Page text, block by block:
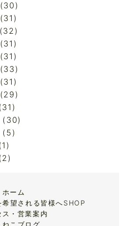
(30)
(31)
(32)
(31)
(31)
(33)
(31)
(29)
(30)
(5)
ホーム
希望される皆様へSHOP
ス・営業案内
ねこブログ